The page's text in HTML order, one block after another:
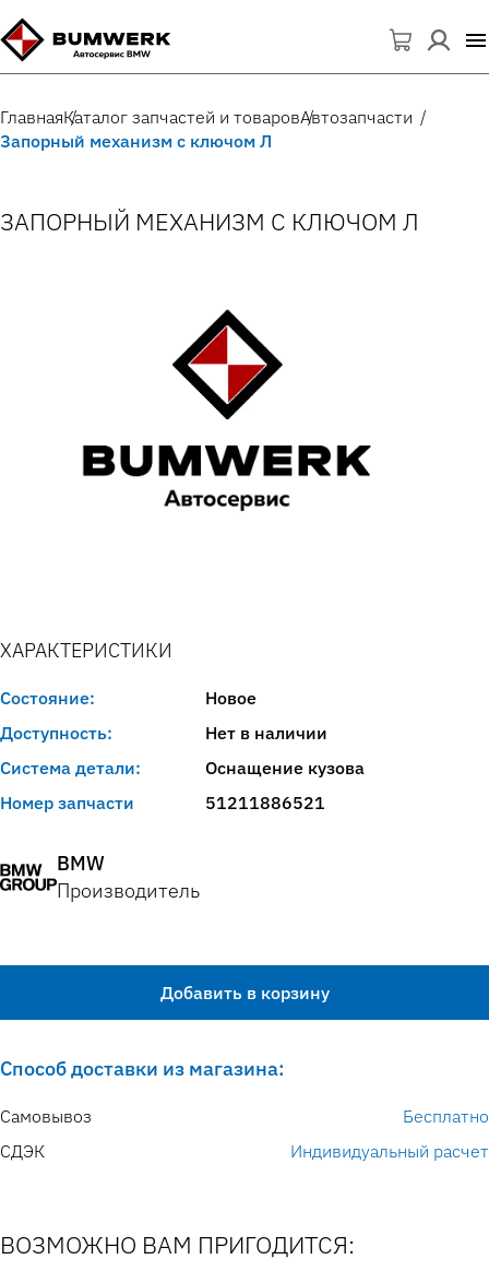
ГлавнаяКаталог запчастей и товаровАвтозапчасти
Запорный механизм с ключом Л
ЗАПОРНЫЙ МЕХАНИЗМ С КЛЮЧОМ Л
ХАРАКТЕРИСТИКИ
Состояние:
Новое
Доступность:
Нет в наличии
Система детали:
Оснащение кузова
Номер запчасти
51211886521
BMW
Производитель
Добавить в корзину
Способ доставки из магазина:
Самовывоз
Бесплатно
СДЭК
Индивидуальный расчет
ВОЗМОЖНО ВАМ ПРИГОДИТСЯ: